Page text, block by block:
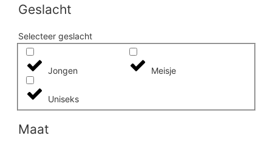
Geslacht
Selecteer geslacht
Jongen Meisje
Uniseks
Maat